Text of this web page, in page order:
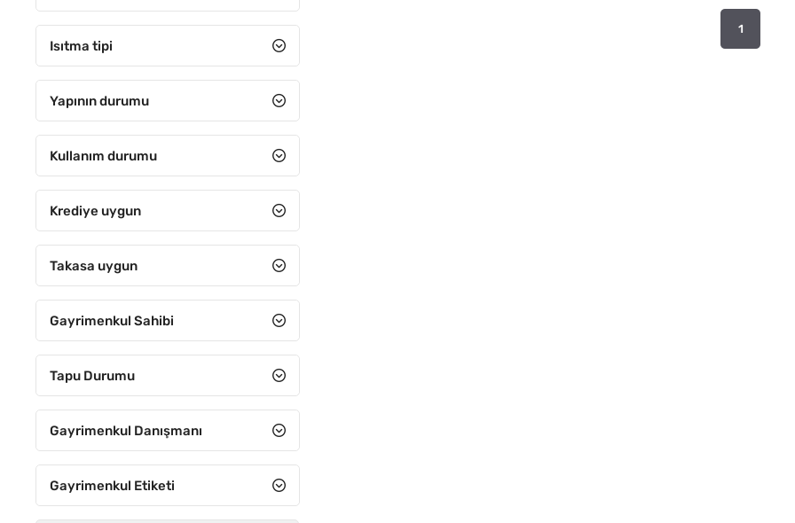
21-25 arası
31 ve Üzeri
Isıtma tipi
Yapının durumu
Kullanım durumu
Krediye uygun
Takasa uygun
Gayrimenkul Sahibi
Tapu Durumu
Gayrimenkul Danışmanı
Gayrimenkul Etiketi
1